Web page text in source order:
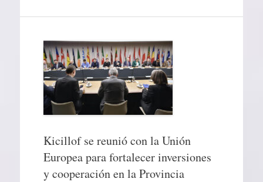
Kicillof se reunió con la Unión
Europea para fortalecer inversiones
y cooperación en la Provincia